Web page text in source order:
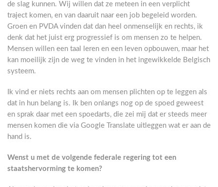
de slag kunnen. Wij willen dat ze meteen in een verplicht
traject komen, en van daaruit naar een job begeleid worden.
Groen en PVDA vinden dat dan heel onmenselijk en rechts, ik
denk dat het juist erg progressief is om mensen zo te helpen.
Mensen willen een taal leren en een leven opbouwen, maar het
kan moeilijk zijn de weg te vinden in het ingewikkelde Belgisch
systeem.
Ik vind er niets rechts aan om mensen plichten op te leggen als
dat in hun belang is. Ik ben onlangs nog op de spoed geweest
en sprak daar met een spoedarts, die zei mij dat er steeds meer
mensen komen die via Google Translate uitleggen wat er aan de
hand is.
Wenst u met de volgende federale regering tot een
staatshervorming te komen?